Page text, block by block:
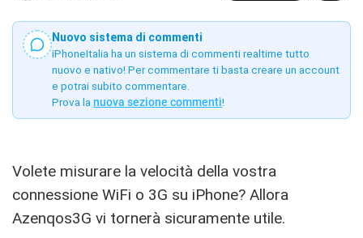
Nuovo sistema di commenti
iPhoneItalia ha un sistema di commenti realtime tutto
nuovo e nativo! Per commentare ti basta creare un account
e potrai subito commentare.
Prova la nuova sezione commenti!
Volete misurare la velocità della vostra
connessione WiFi o 3G su iPhone? Allora
Azenqos3G vi tornerà sicuramente utile.